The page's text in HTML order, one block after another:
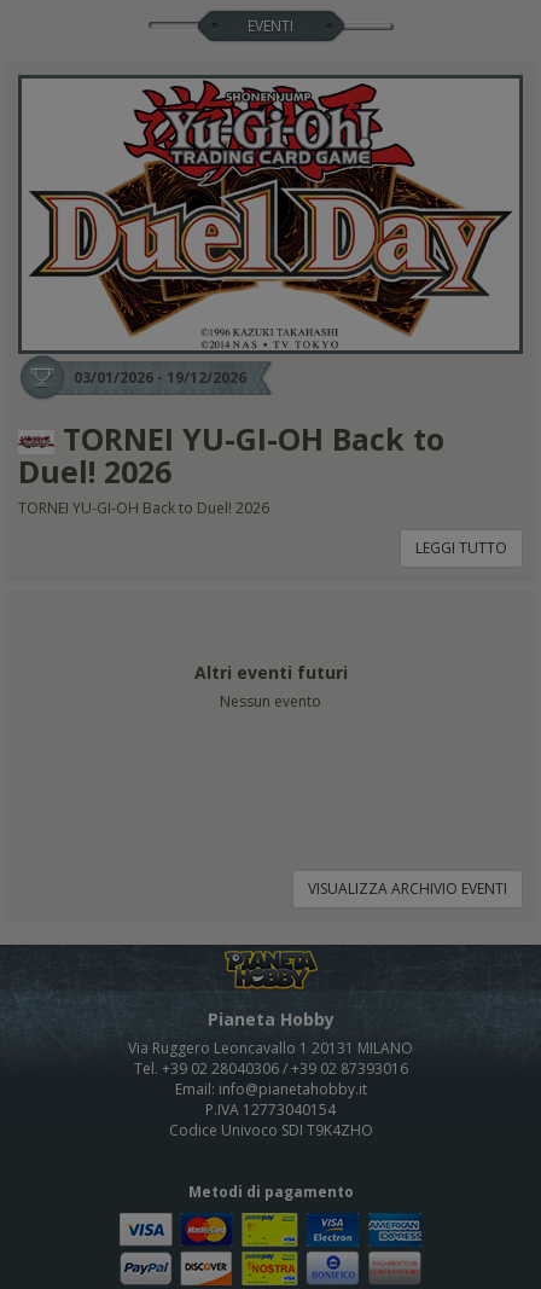
EVENTI
03/01/2026 - 19/12/2026
TORNEI YU-GI-OH Back to
Duel! 2026
TORNEI YU-GI-OH Back to Duel! 2026
LEGGI TUTTO
Altri eventi futuri
Nessun evento
VISUALIZZA ARCHIVIO EVENTI
Pianeta Hobby
Via Ruggero Leoncavallo 1 20131 MILANO
Tel. +39 02 28040306 / +39 02 87393016
Email: info@pianetahobby.it
P.IVA 12773040154
Codice Univoco SDI T9K4ZHO
Metodi di pagamento